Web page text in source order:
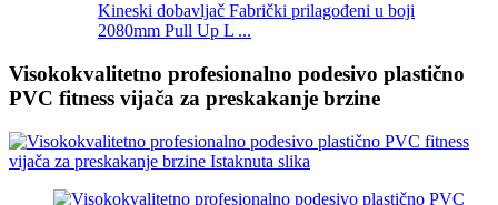
Kineski dobavljač Fabrički prilagođeni u boji
2080mm Pull Up L ...
Visokokvalitetno profesionalno podesivo plastično
PVC fitness vijača za preskakanje brzine